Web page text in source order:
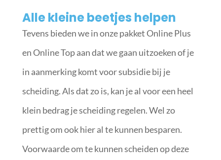
Alle kleine beetjes helpen
Tevens bieden we in onze pakket Online Plus
en Online Top aan dat we gaan uitzoeken of je
in aanmerking komt voor subsidie bij je
scheiding. Als dat zo is, kan je al voor een heel
klein bedrag je scheiding regelen. Wel zo
prettig om ook hier al te kunnen besparen.
Voorwaarde om te kunnen scheiden op deze